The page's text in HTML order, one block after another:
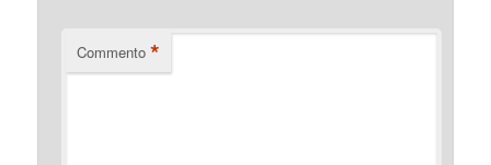
Commento *